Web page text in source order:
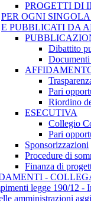
PROGETTI DI
PER OGNI
E PUBBLICATI DA
Dibattito
Documenti
Pari
Riordino
ESECUTIVA
Collegio
Pari
Sponsorizzazioni
Procedure di
Finanza di
-
legge 190/12 -
amministrazioni